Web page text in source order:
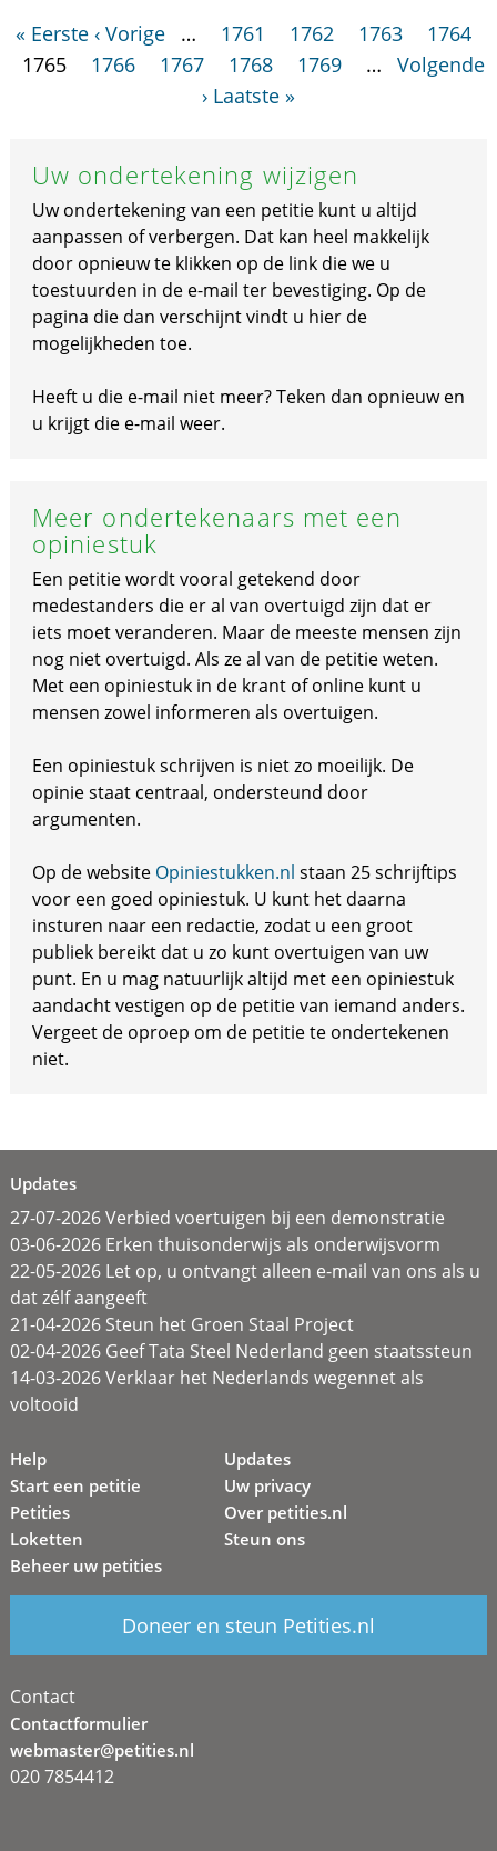
« Eerste ‹ Vorige … 1761 1762 1763
1764
1765
1766 1767 1768 1769 …
Volgende
› Laatste »
Uw ondertekening wijzigen
Uw ondertekening van een petitie kunt u altijd
aanpassen of verbergen. Dat kan heel makkelijk
door opnieuw te klikken op de link die we u
toestuurden in de e-mail ter bevestiging. Op de
pagina die dan verschijnt vindt u hier de
mogelijkheden toe.
Heeft u die e-mail niet meer? Teken dan opnieuw en
u krijgt die e-mail weer.
Meer ondertekenaars met een
opiniestuk
Een petitie wordt vooral getekend door
medestanders die er al van overtuigd zijn dat er
iets moet veranderen. Maar de meeste mensen zijn
nog niet overtuigd. Als ze al van de petitie weten.
Met een opiniestuk in de krant of online kunt u
mensen zowel informeren als overtuigen.
Een opiniestuk schrijven is niet zo moeilijk. De
opinie staat centraal, ondersteund door
argumenten.
Op de website Opiniestukken.nl staan 25 schrijftips
voor een goed opiniestuk. U kunt het daarna
insturen naar een redactie, zodat u een groot
publiek bereikt dat u zo kunt overtuigen van uw
punt. En u mag natuurlijk altijd met een opiniestuk
aandacht vestigen op de petitie van iemand anders.
Vergeet de oproep om de petitie te ondertekenen
niet.
Updates
27-07-2026 Verbied voertuigen bij een demonstratie
03-06-2026 Erken thuisonderwijs als onderwijsvorm
22-05-2026 Let op, u ontvangt alleen e-mail van ons als u
dat zélf aangeeft
21-04-2026 Steun het Groen Staal Project
02-04-2026 Geef Tata Steel Nederland geen staatssteun
14-03-2026 Verklaar het Nederlands wegennet als
voltooid
Help
Start een petitie
Petities
Loketten
Beheer uw petities
Updates
Uw privacy
Over petities.nl
Steun ons
Doneer en steun Petities.nl
Contact
Contactformulier
webmaster@petities.nl
020 7854412